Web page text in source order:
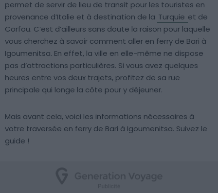
permet de servir de lieu de transit pour les touristes en
provenance d’Italie et à destination de la Turquie et de
Corfou. C’est d’ailleurs sans doute la raison pour laquelle
vous cherchez à savoir comment aller en ferry de Bari à
Igoumenitsa. En effet, la ville en elle-même ne dispose
pas d’attractions particulières. Si vous avez quelques
heures entre vos deux trajets, profitez de sa rue
principale qui longe la côte pour y déjeuner.
Mais avant cela, voici les informations nécessaires à
votre traversée en ferry de Bari à Igoumenitsa. Suivez le
guide !